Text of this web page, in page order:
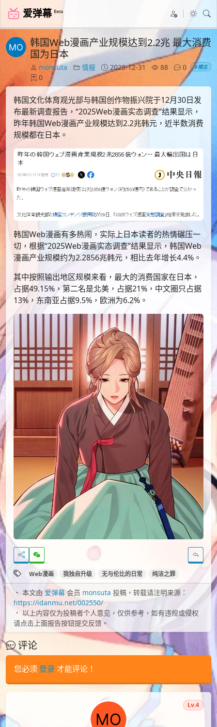
爱弹幕 Beta
韩国Web漫画产业规模达到2.2兆 最大消费
国为日本
monsuta 情报 2025-12-31 88
0
0
#楼主
韩国文化体育观光部与韩国创作物振兴院于12月30日发
布最新调查报告，“2025Web漫画实态调查”结果显示，
昨年韩国Web漫画产业规模达到2.2兆韩元，近半数消费
规模都在日本。
韩国Web漫画有多热闹，实际上日本读者的热情碾压一
切，根据“2025Web漫画实态调查”结果显示，韩国Web
漫画产业规模约为2.2856兆韩元，相比去年增长4.4%。
其中按照输出地区规模来看，最大的消费国家在日本，
占据49.15%，第二名是北美，占据21%，中文圈只占据
13%，东南亚占据9.5%，欧洲为6.2%。
Web漫画 我独自升级 无与伦比的日常 纯洁之罪
本文由 爱弹幕 会员 monsuta 投稿，转载请注明来源：
https://idanmu.net/002550/
以上内容仅为投稿者个人意见，仅供参考，如有违规或侵权
请点击上面报告按钮提交反馈。
评论
您必须 登录 才能评论！
Lv.4